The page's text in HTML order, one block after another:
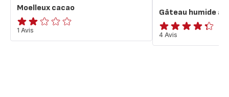
Moelleux cacao
Avis
2
1 Avis
Gâteau humide
ratings.4.3
4 Avis